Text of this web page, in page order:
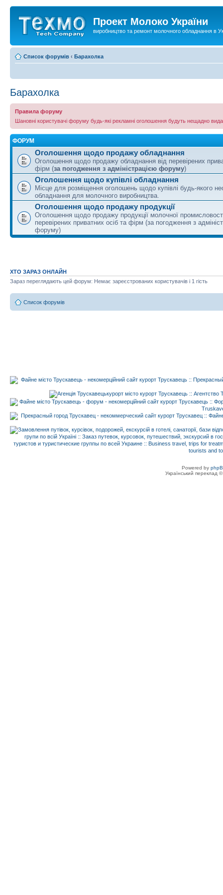
Проект Молоко України
виробництво та ремонт молочного обладнання в
Список форумів ‹ Барахолка
Барахолка
Правила форуму
Шановні користувачі форуму будь-які рекламні оголошення будуть нещадно
ФОРУМ
Оголошення щодо продажу обладнання
Оголошення щодо продажу обладнання від перевірених
фірм (за погодження з адміністрацією форуму)
Оголошення щодо купівлі обладнання
Місце для розміщення оголошень щодо купівлі будь-якого
обладнання для молочного виробництва.
Оголошення щодо продажу продукції
Оголошення щодо продажу продукції молочної
перевірених приватних осіб та фірм (за погодження з
форуму)
ХТО ЗАРАЗ ОНЛАЙН
Зараз переглядають цей форум: Немає зареєстрованих користувачів і 1 гість
Список форумів
Powered by
Український переклад